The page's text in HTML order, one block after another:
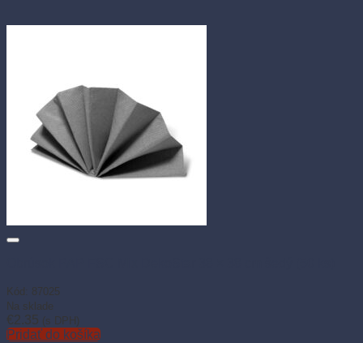
Kód: 87025
Na sklade
€2.35 (s DPH)
Pridať do košíka